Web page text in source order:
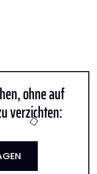
ohne auf
verzichten: